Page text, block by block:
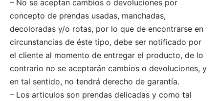
– No se aceptan cambios o devoluciones por
concepto de prendas usadas, manchadas,
decoloradas y/o rotas, por lo que de encontrarse en
circunstancias de éste tipo, debe ser notificado por
el cliente al momento de entregar el producto, de lo
contrario no se aceptarán cambios o devoluciones, y
en tal sentido, no tendrá derecho de garantía.
– Los articulos son prendas delicadas y como tal